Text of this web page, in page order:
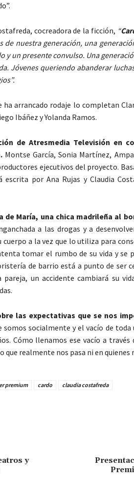
cocreadora de la ficción, “
de nuestra generación, una
y un presente convulso. Una
Jóvenes queriendo abanderar
ha arrancado rodaje lo completan
Ibáñez y Yolanda Ramos.
de Atresmedia Televisión en
Montse García, Sonia Martínez,
ejecutivos del proyecto.
escrita por Ana Rujas y Claudia
de María, una chica madrileña al
a las drogas y a
cuerpo a la vez que lo utiliza para
tomar el rumbo de su vida y se
de barrio está a punto de ser
un accidente cambiará su
las expectativas que se nos
socialmente y el vacío de toda
Cómo llenamos ese vacío a través
que realmente nos pasa ni en
premium cardo claudia costafreda
y